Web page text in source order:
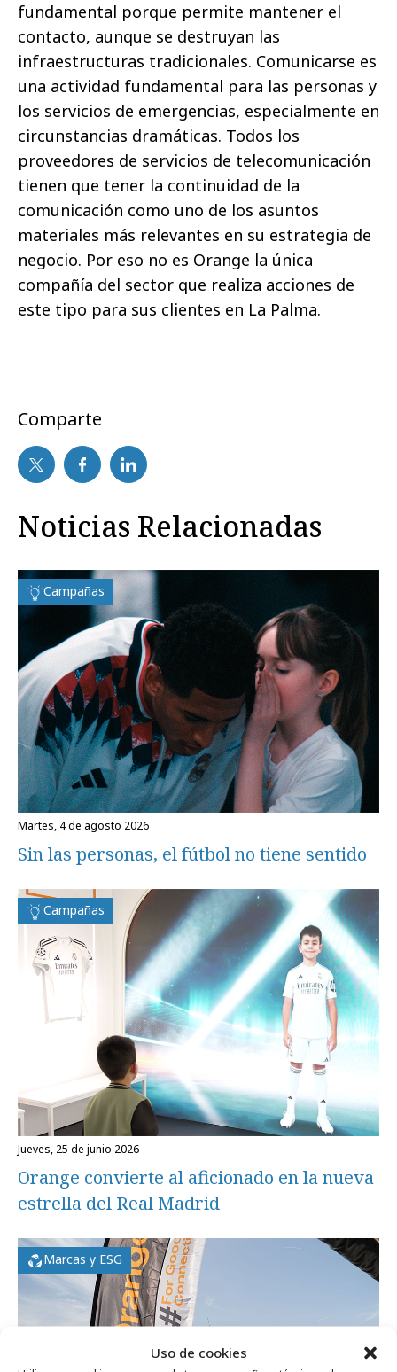
Uso de cookies
fundamental porque permite mantener el
contacto, aunque se destruyan las
infraestructuras tradicionales. Comunicarse es
una actividad fundamental para las personas y
los servicios de emergencias, especialmente en
circunstancias dramáticas. Todos los
proveedores de servicios de telecomunicación
tienen que tener la continuidad de la
comunicación como uno de los asuntos
materiales más relevantes en su estrategia de
negocio. Por eso no es Orange la única
compañía del sector que realiza acciones de
este tipo para sus clientes en La Palma.
Comparte
Noticias Relacionadas
Campañas
martes, 4 de agosto 2026
Sin las personas, el fútbol no tiene sentido
Campañas
jueves, 25 de junio 2026
Orange convierte al aficionado en la nueva
estrella del Real Madrid
Marcas y ESG